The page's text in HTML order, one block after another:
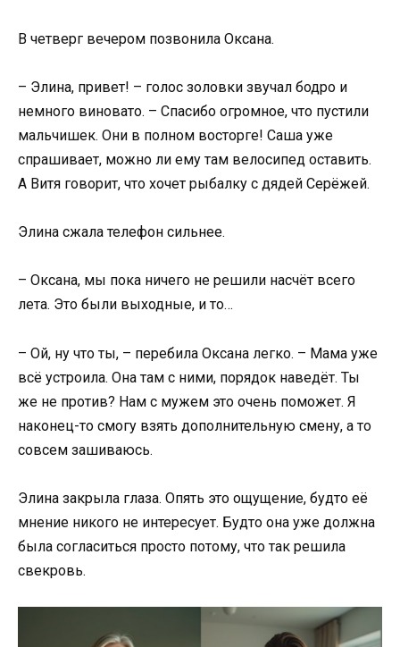
В четверг вечером позвонила Оксана.
– Элина, привет! – голос золовки звучал бодро и
немного виновато. – Спасибо огромное, что пустили
мальчишек. Они в полном восторге! Саша уже
спрашивает, можно ли ему там велосипед оставить.
А Витя говорит, что хочет рыбалку с дядей Серёжей.
Элина сжала телефон сильнее.
– Оксана, мы пока ничего не решили насчёт всего
лета. Это были выходные, и то…
– Ой, ну что ты, – перебила Оксана легко. – Мама уже
всё устроила. Она там с ними, порядок наведёт. Ты
же не против? Нам с мужем это очень поможет. Я
наконец-то смогу взять дополнительную смену, а то
совсем зашиваюсь.
Элина закрыла глаза. Опять это ощущение, будто её
мнение никого не интересует. Будто она уже должна
была согласиться просто потому, что так решила
свекровь.